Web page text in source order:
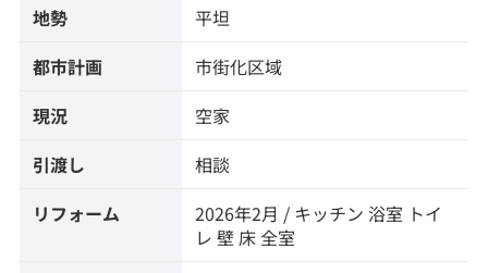
地勢 平坦
都市計画 市街化区域
現況 空家
引渡し 相談
リフォーム
2026年2月 / キッチン 浴室 トイ
レ 壁 床 全室